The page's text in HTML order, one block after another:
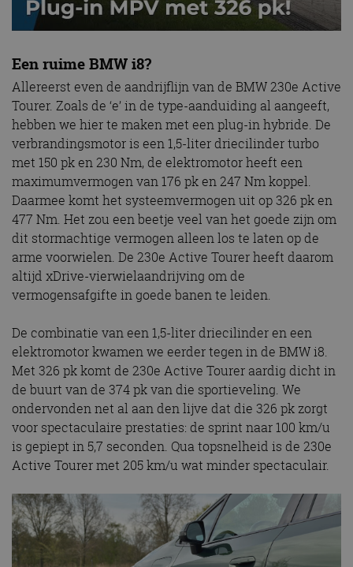
Een ruime BMW i8?
Allereerst even de aandrijflijn van de BMW 230e Active
Tourer. Zoals de ‘e’ in de type-aanduiding al aangeeft,
hebben we hier te maken met een plug-in hybride. De
verbrandingsmotor is een 1,5-liter driecilinder turbo
met 150 pk en 230 Nm, de elektromotor heeft een
maximumvermogen van 176 pk en 247 Nm koppel.
Daarmee komt het systeemvermogen uit op 326 pk en
477 Nm. Het zou een beetje veel van het goede zijn om
dit stormachtige vermogen alleen los te laten op de
arme voorwielen. De 230e Active Tourer heeft daarom
altijd xDrive-vierwielaandrijving om de
vermogensafgifte in goede banen te leiden.
De combinatie van een 1,5-liter driecilinder en een
elektromotor kwamen we eerder tegen in de BMW i8.
Met 326 pk komt de 230e Active Tourer aardig dicht in
de buurt van de 374 pk van die sportieveling. We
ondervonden net al aan den lijve dat die 326 pk zorgt
voor spectaculaire prestaties: de sprint naar 100 km/u
is gepiept in 5,7 seconden. Qua topsnelheid is de 230e
Active Tourer met 205 km/u wat minder spectaculair.